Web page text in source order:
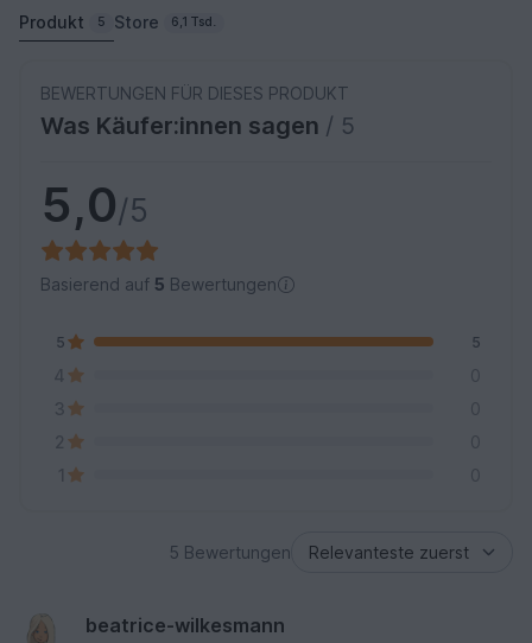
Produkt 5 Store 6,1 Tsd.
BEWERTUNGEN FÜR DIESES PRODUKT
Was Käufer:innen sagen / 5
5,0/5
Basierend auf 5 Bewertungen
5 5
4
0
3
0
2
0
1
0
5 Bewertungen
beatrice-wilkesmann